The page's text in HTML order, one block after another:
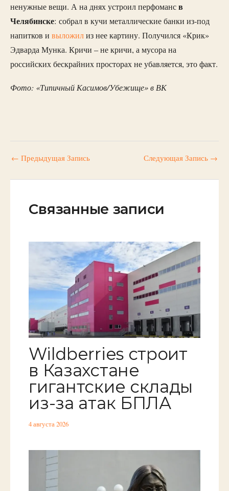
ненужные вещи. А на днях устроил перфомансв
Челябинске: собрал в кучи металлические банки из-под
напитков и выложилиз нее картину. Получился «Крик»
Эдварда Мунка. Кричи – не кричи, а мусора на
российских бескрайних просторах не убавляется, это факт.
Фото: «Типичный Касимов/Убежище» в ВК
← Предыдущая Запись Следующая Запись →
Связанные записи
Wildberries строит
в Казахстане
гигантские склады
из-за атак БПЛА
4 августа 2026